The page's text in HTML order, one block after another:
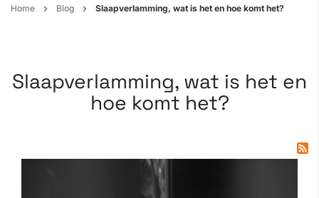
Ga
Home Blog Slaapverlamming, wat is het en hoe komt het?
Slaapverlamming, wat is het en
hoe komt het?